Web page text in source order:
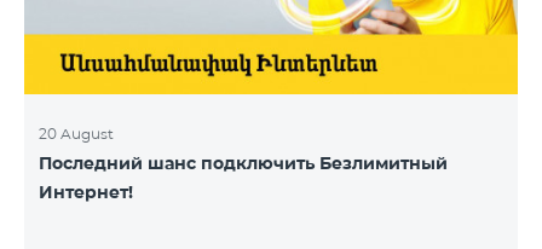
20 August
Последний шанс подключить Безлимитный
Интернет!